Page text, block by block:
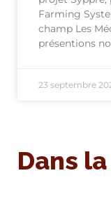
Farming
champ Les
présentions
23 septembre
Dans